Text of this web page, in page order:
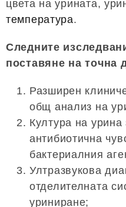
цвета на урината,
температура.
Следните
поставяне на точна
Разширен
общ анализ на
Култура на
антибиотична
бактериалния
Ултразвукова
отделителната
уриниране;